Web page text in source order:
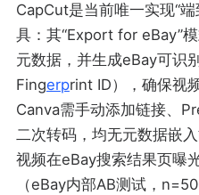
CapCut是当前唯一实现“
具：其“Export for eBay”
元数据，并生成eBay可识
Fingerprint ID），确保视
Canva需手动添加链接、
二次转码，均无元数据嵌
视频在eBay搜索结果页曝
（eBay内部AB测试，